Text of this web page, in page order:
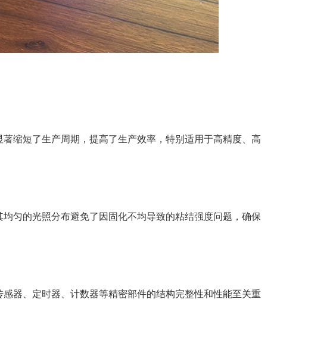
缩短了生产周期，提高了生产效率，特别适用于高精度、高
匀的光照分布避免了因固化不均导致的粘结强度问题，确保
器、定时器、计数器等精密部件的结构完整性和性能至关重